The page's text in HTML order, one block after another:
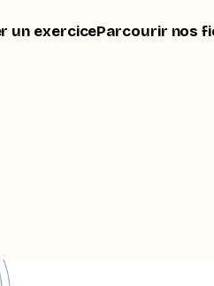
un exerciceParcourir nos